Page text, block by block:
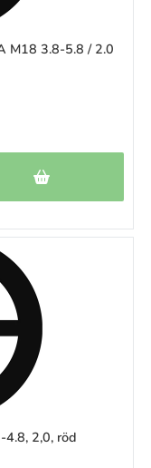
M18 3.8-5.8 / 2.0
2,0, röd